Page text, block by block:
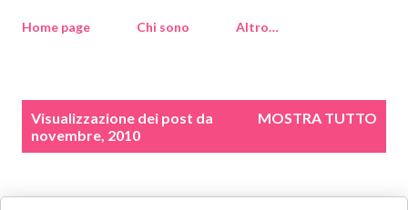
Home page Chi sono Altro…
Visualizzazione dei post da
novembre, 2010
MOSTRA TUTTO